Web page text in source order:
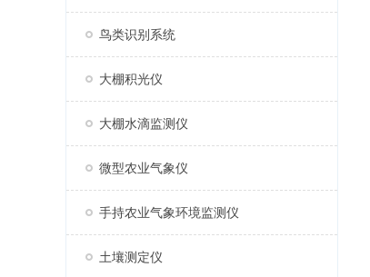
鸟类识别系统
大棚积光仪
大棚水滴监测仪
微型农业气象仪
手持农业气象环境监测仪
土壤测定仪